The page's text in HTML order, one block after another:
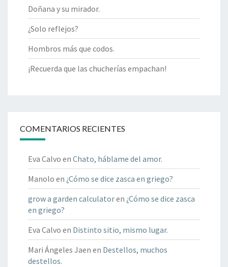
Doñana y su mirador.
¿Solo reflejos?
Hombros más que codos.
¡Recuerda que las chucherías empachan!
COMENTARIOS RECIENTES
Eva Calvo en Chato, háblame del amor.
Manolo en ¿Cómo se dice zasca en griego?
grow a garden calculatoren ¿Cómo se dice zasca
en griego?
Eva Calvo en Distinto sitio, mismo lugar.
Mari Ángeles Jaen en Destellos, muchos
destellos.